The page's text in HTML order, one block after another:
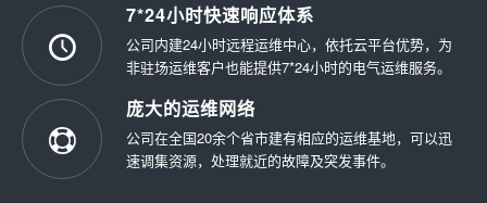
7*24小时快速响应体系
公司内建24小时远程运维中心，依托云平台优势，为
非驻场运维客户也能提供7*24小时的电气运维服务。
庞大的运维网络
公司在全国20余个省市建有相应的运维基地，可以迅
速调集资源，处理就近的故障及突发事件。